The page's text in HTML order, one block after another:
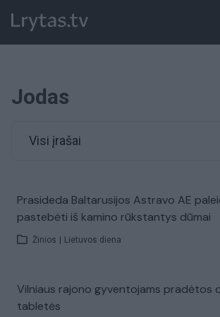
Jodas
Visi įrašai
Prasideda Baltarusijos Astravo AE
pastebėti iš kamino rūkstantys dūmai
Žinios Lietuvos diena
Vilniaus rajono gyventojams pradėtos
tabletės